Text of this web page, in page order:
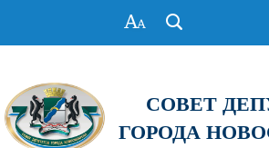
СОВЕТ
ГОРОДА